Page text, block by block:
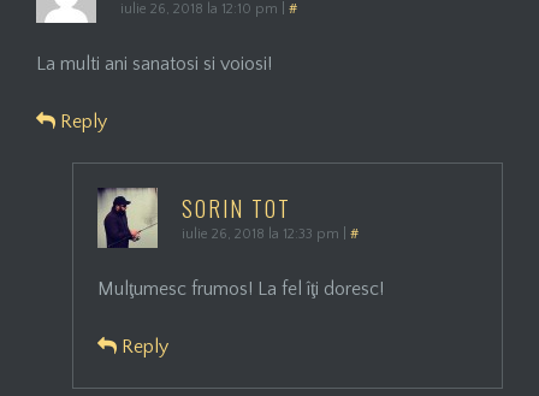
iulie 26, 2018 la 12:10 pm #
La multi ani sanatosi si voiosi!
Reply
SORIN TOT
iulie 26, 2018 la 12:33 pm #
Mulţumesc frumos! La fel îţi doresc!
Reply